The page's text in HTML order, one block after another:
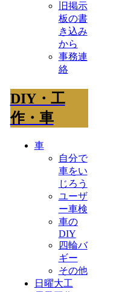
旧掲示
板の書
き込み
から
事務連
絡
DIY・工
作・車
車
自分で
車をい
じろう
ユーザ
ー車検
車の
DIY
四輪バ
ギー
その他
日曜大工